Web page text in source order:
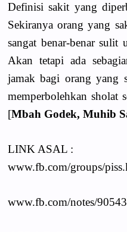
Definisi sakit yang
Sekiranya orang yang
sangat benar-benar sulit
Akan tetapi ada
jamak bagi orang yang
memperbolehkan sholat
[Mbah Godek, Muhib
LINK ASAL :
www.fb.com/groups/
www.fb.com/notes/